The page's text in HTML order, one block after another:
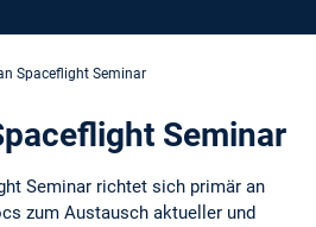
Spaceflight Seminar
Seminar
Seminar richtet sich primär an
zum Austausch aktueller und